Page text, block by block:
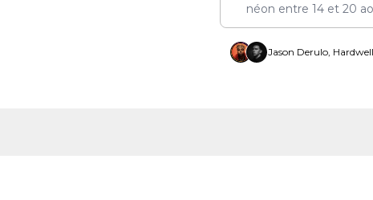
néon entre 14et 20
Jason Derulo,